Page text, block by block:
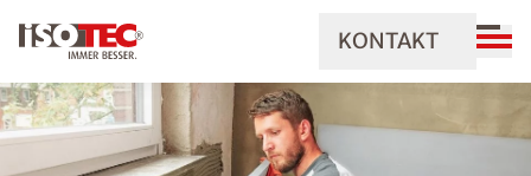
KONTAKT